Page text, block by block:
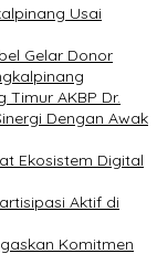
Usai
Gelar Donor
AKBP Dr.
Dengan Awak
Ekosistem Digital
Aktif di
Komitmen